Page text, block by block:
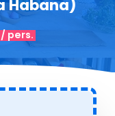
Habana)
/ pers.